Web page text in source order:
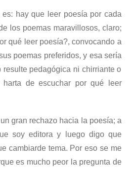
hay que leer poesía por cada
los poemas maravillosos, claro;
or qué leer poesía?, convocando a
poemas preferidos, y esasería
resulte pedagógica ni chirriante o
de escuchar por qué leer
gran rechazo hacia la poesía; a
soy editora y luego digo que
cambiarde tema. Por eso se me
es mucho peor la pregunta de